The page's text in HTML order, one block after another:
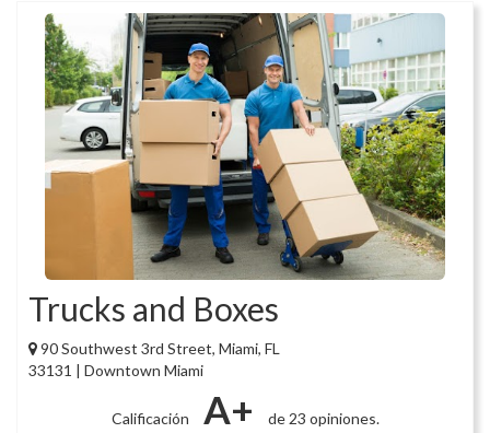
Trucks and Boxes
90 Southwest 3rd Street, Miami, FL
33131 | Downtown Miami
Calificación A+
de 23 opiniones.